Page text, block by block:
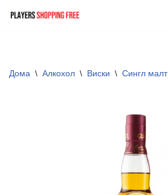
Дома \ Алкохол \ Виски \ Сингл малт